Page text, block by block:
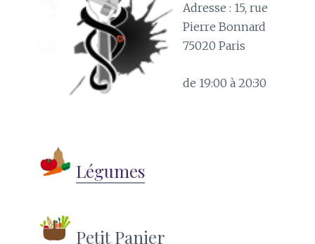
Adresse : 15, rue
Pierre Bonnard
75020 Paris
de 19:00 à 20:30
Légumes
Petit Panier